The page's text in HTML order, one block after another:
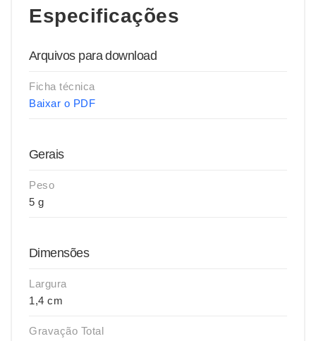
Especificações
Arquivos para download
Ficha técnica
Baixar o PDF
Gerais
Peso
5 g
Dimensões
Largura
1,4 cm
Gravação Total